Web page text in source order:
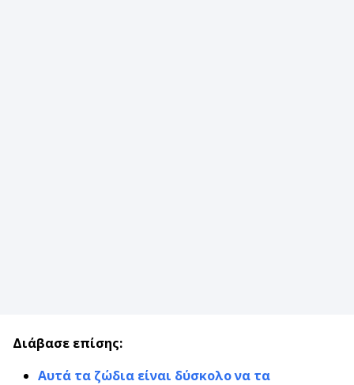
Διάβασε επίσης:
Αυτά τα ζώδια είναι δύσκολο να τα